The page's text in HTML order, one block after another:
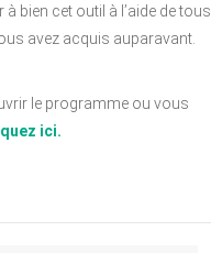
à bien cet outil à l’aide de tous
avez acquis auparavant.
le programme ou vous
ici.